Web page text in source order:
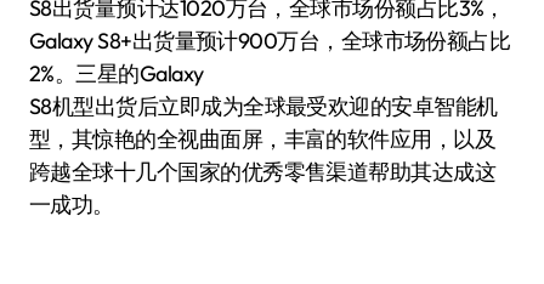
S8出货量预计达1020万台，全球市场份额占比3%，
Galaxy S8+出货量预计900万台，全球市场份额占比
2%。三星的Galaxy
S8机型出货后立即成为全球最受欢迎的安卓智能机
型，其惊艳的全视曲面屏，丰富的软件应用，以及
跨越全球十几个国家的优秀零售渠道帮助其达成这
一成功。